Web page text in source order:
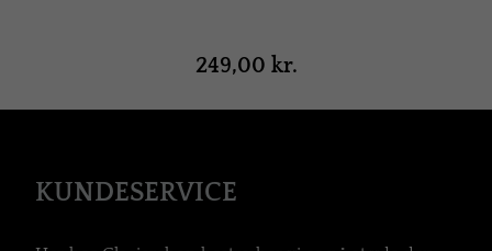
249,00 kr.
KUNDESERVICE